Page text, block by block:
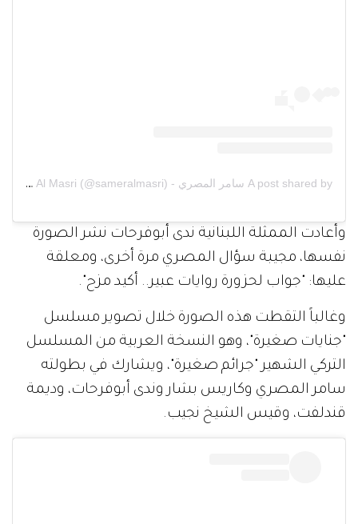
A post shared by سامر المصري - Samer Al Masri (@sameralmasri)
وأعادت الممثلة اللبنانية ندى أبوفرحات نشر الصورة
نفسها، مجيبة سؤال المصري مرة أخرى، ومعلقة
عليها: "جواب لحزورة روايات عبير.. أكيد مزح".
وغالباً التقطت هذه الصورة خلال تصوير مسلسل
"جنايات صغيرة"، وهو النسخة العربية من المسلسل
التركي الشهير "جرائم صغيرة"، ويشارك في بطولته
سامر المصري وكاريس بشار وندى أبوفرحات، وديمة
قندلفت، وقيس الشيخ نجيب.